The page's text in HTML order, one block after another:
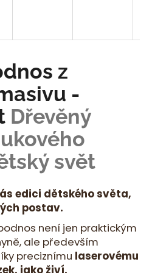
z
-
Dřevěný
svět
edici dětského světa,
postav.
není jen praktickým
ale především
preciznímu laserovému
jako živí.